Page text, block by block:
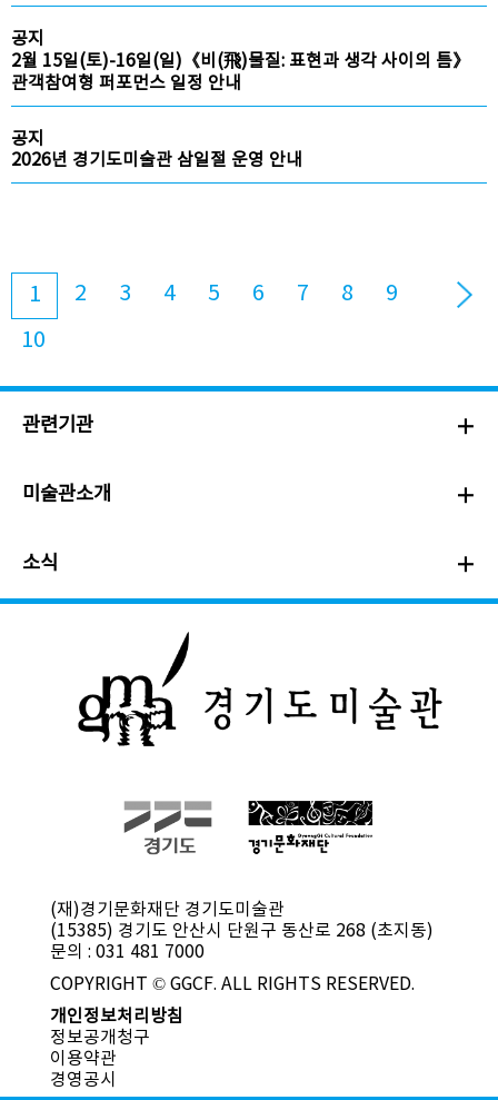
공지
2월 15일(토)-16일(일)《비(飛)물질: 표현과 생각 사이의 틈》
관객참여형 퍼포먼스 일정 안내
공지
2026년 경기도미술관 삼일절 운영 안내
1 2 3 4 5 6 7 8
9
10
관련기관
미술관소개
소식
(재)경기문화재단 경기도미술관
(15385) 경기도 안산시 단원구 동산로 268 (초지동)
문의 : 031 481 7000
COPYRIGHT © GGCF. ALL RIGHTS RESERVED.
개인정보처리방침
정보공개청구
이용약관
경영공시